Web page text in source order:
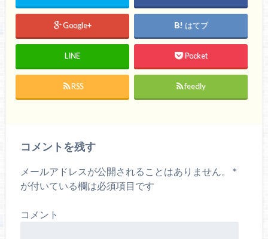
Google+ はてブ
LINE Pocket
RSS feedly
コメントを残す
メールアドレスが公開されることはありません。
*
が付いている欄は必須項目です
コメント